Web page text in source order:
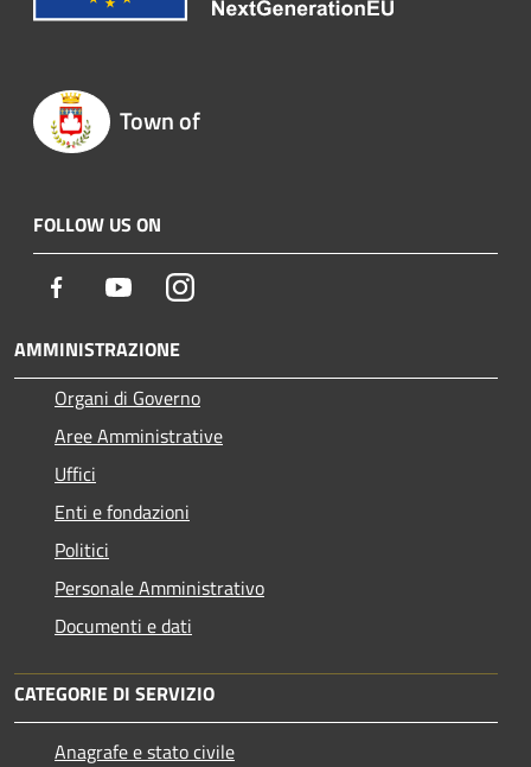
Town of
FOLLOW US ON
Facebook YoutubeInstagram
AMMINISTRAZIONE
Organi di Governo
Aree Amministrative
Uffici
Enti e fondazioni
Politici
Personale Amministrativo
Documenti e dati
CATEGORIE DI SERVIZIO
Anagrafe e stato civile